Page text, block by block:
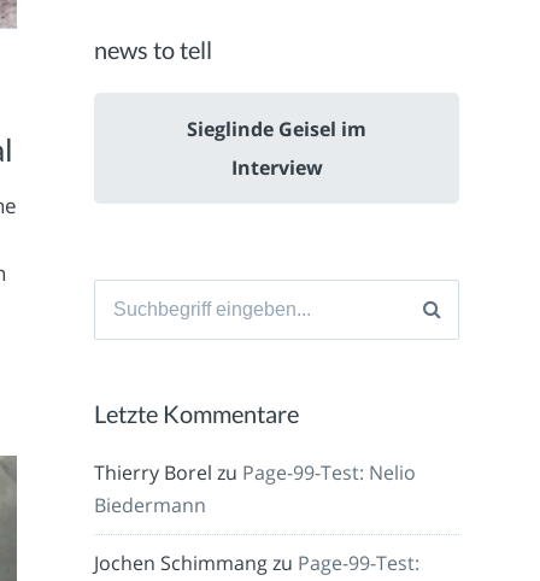
news to tell
Sieglinde Geisel im
Interview
Suche
Letzte Kommentare
Thierry Borel zu Page-99-Test: Nelio
Biedermann
Jochen Schimmangzu Page-99-Test: